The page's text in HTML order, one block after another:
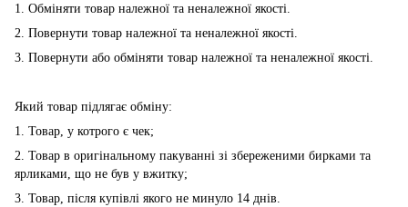
1. Обміняти товар належної та неналежної якості.
2. Повернути товар належної та неналежної якості.
3. Повернути або обміняти товар належної та неналежної якості.
Який товар підлягає обміну:
1. Товар, у котрого є чек;
2. Товар в оригінальному пакуванні зі збереженими бирками та
ярликами, що не був у вжитку;
3. Товар, після купівлі якого не минуло 14 днів.